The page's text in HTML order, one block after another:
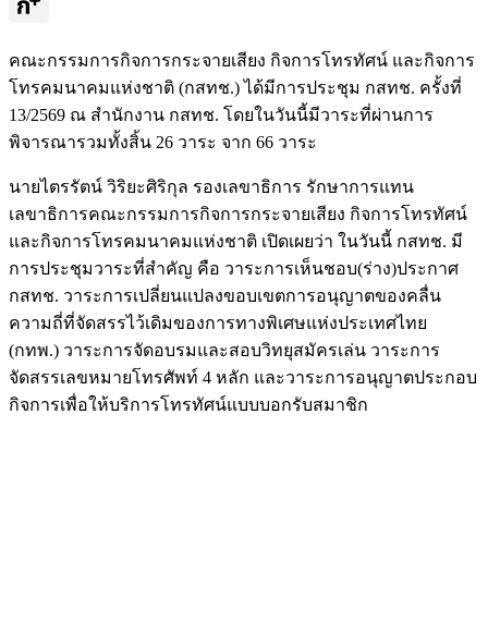
คณะกรรมการกิจการกระจายเสียง กิจการโทรทัศน์ และกิจการ
โทรคมนาคมแห่งชาติ (กสทช.) ได้มีการประชุม กสทช. ครั้งที่
13/2569 ณ สำนักงาน กสทช. โดยในวันนี้มีวาระที่ผ่านการ
พิจารณารวมทั้งสิ้น 26 วาระ จาก 66 วาระ
นายไตรรัตน์ วิริยะศิริกุล รองเลขาธิการ รักษาการแทน
เลขาธิการคณะกรรมการกิจการกระจายเสียง กิจการโทรทัศน์
และกิจการโทรคมนาคมแห่งชาติ เปิดเผยว่า ในวันนี้ กสทช. มี
การประชุมวาระที่สำคัญ คือ วาระการเห็นชอบ(ร่าง)ประกาศ
กสทช. วาระการเปลี่ยนแปลงขอบเขตการอนุญาตของคลื่น
ความถี่ที่จัดสรรไว้เดิมของการทางพิเศษแห่งประเทศไทย
(กทพ.) วาระการจัดอบรมและสอบวิทยุสมัครเล่น วาระการ
จัดสรรเลขหมายโทรศัพท์ 4 หลัก และวาระการอนุญาตประกอบ
กิจการเพื่อให้บริการโทรทัศน์แบบบอกรับสมาชิก